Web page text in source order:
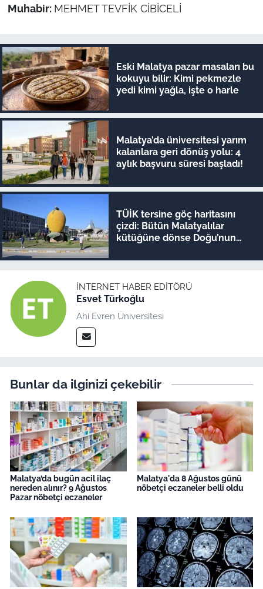
Muhabir: MEHMET TEVFİK CİBİCELİ
Eski Malatya pazar masaları bu
kokuyu bilir: Kimi pekmezle
yedi kimi yağla, işte o harle
Malatya’da üniversitesi yarım
kalanlara geri dönüş yolu: 4
aylık başvuru süresi başladı!
TÜİK tersine göç haritasını
çizdi: Bütün Malatyalılar
kütüğüne dönse Doğu’nun
İNTERNET HABER EDITÖRÜ
Esvet Türkoğlu
Ahi Evren Üniversitesi
Bunlar da ilginizi çekebilir
Malatya’da bugün acil ilaç
nereden alınır? 9 Ağustos
Pazar nöbetçi eczaneler
Malatya'da 8 Ağustos günü
nöbetçi eczaneler belli oldu